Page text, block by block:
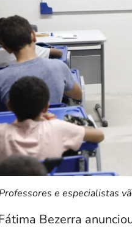
Professores e especialistas
Bezerra